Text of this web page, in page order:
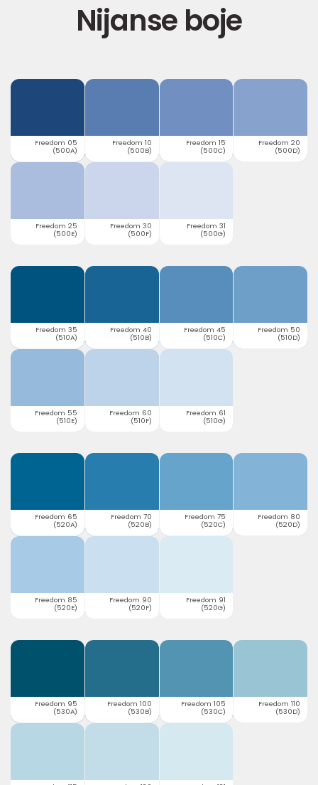
Nijanse boje
Freedom 05
(500A)
Freedom 10
(500B)
Freedom 15
(500C)
Freedom 20
(500D)
Freedom 25
(500E)
Freedom 30
(500F)
Freedom 31
(500G)
Freedom 35
(510A)
Freedom 40
(510B)
Freedom 45
(510C)
Freedom 50
(510D)
Freedom 55
(510E)
Freedom 60
(510F)
Freedom 61
(510G)
Freedom 65
(520A)
Freedom 70
(520B)
Freedom 75
(520C)
Freedom 80
(520D)
Freedom 85
(520E)
Freedom 90
(520F)
Freedom 91
(520G)
Freedom 95
(530A)
Freedom 100
(530B)
Freedom 105
(530C)
Freedom 110
(530D)